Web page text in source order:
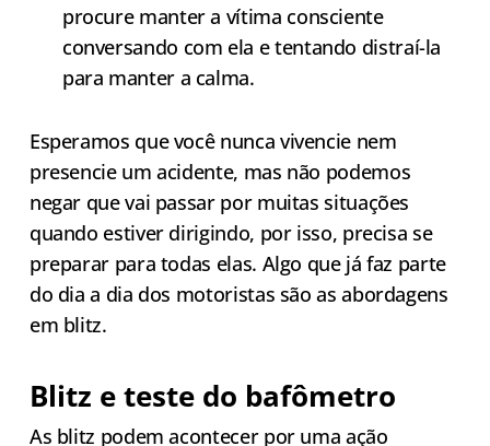
procure manter a vítima consciente
conversando com ela e tentando distraí-la
para manter a calma.
Esperamos que você nunca vivencie nem
presencie um acidente, mas não podemos
negar que vai passar por muitas situações
quando estiver dirigindo, por isso, precisa se
preparar para todas elas. Algo que já faz parte
do dia a dia dos motoristas são as abordagens
em blitz.
Blitz e teste do bafômetro
As blitz podem acontecer por uma ação